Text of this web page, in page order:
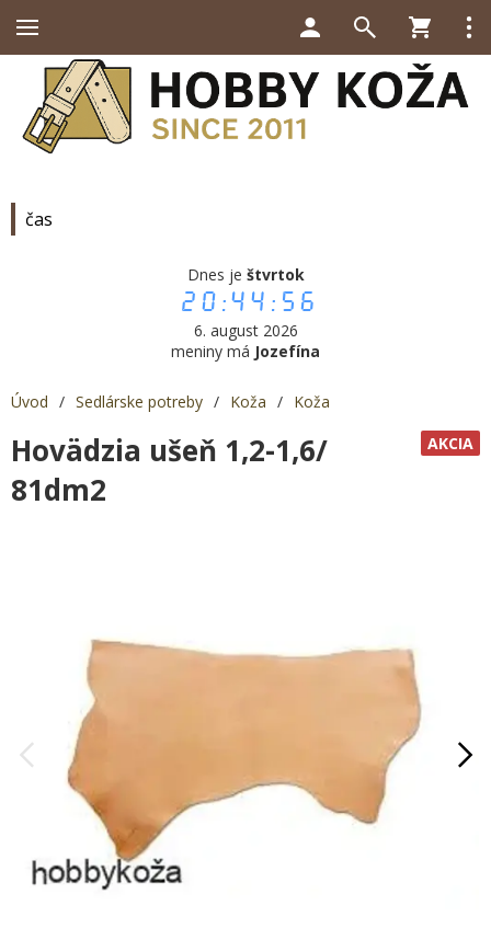
čas
Dnes je štvrtok
20:44:56
6. august 2026
meniny má Jozefína
Úvod / Sedlárske potreby / Koža / Koža
AKCIA
Hovädzia ušeň 1,2-1,6/
81dm2